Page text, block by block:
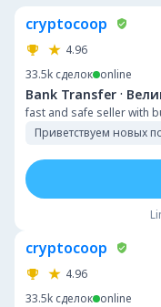
cryptocoop
4.96
33.5k сделок online
Bank Transfer ·
fast and safe seller with
Приветствуем новых
cryptocoop
4.96
33.5k сделок online